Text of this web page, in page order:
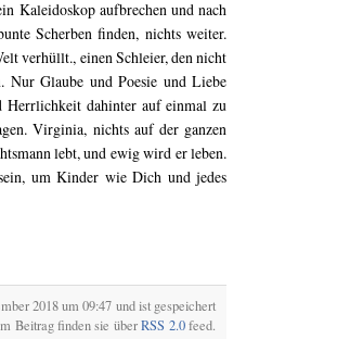
Kaleidoskop aufbrechen und nach
Scherben finden, nichts weiter.
verhüllt., einen Schleier, den nicht
Nur Glaube und Poesie und Liebe
Herrlichkeit dahinter auf einmal zu
Virginia, nichts auf der ganzen
lebt, und ewig wird er leben.
um Kinder wie Dich und jedes
2018 um 09:47 und ist gespeichert
Beitrag finden sie überRSS 2.0feed.